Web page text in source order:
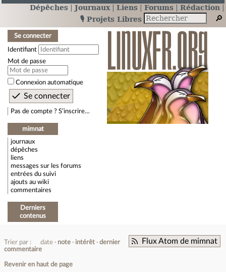
Dépêches Journaux Liens Forums
Rédaction
🎙️ Projets Libres
Se connecter
Identifiant
Mot de passe
Connexion automatique
Pas de compte ? S’inscrire…
mimnat
journaux
dépêches
liens
messages sur les forums
entrées du suivi
ajouts au wiki
commentaires
Derniers
contenus
Flux Atom de mimnat
Trier par : date note intérêt
dernier
commentaire
Revenir en haut de page